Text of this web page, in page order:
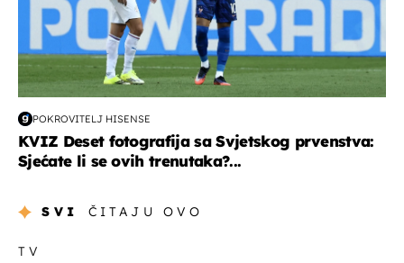
POKROVITELJ HISENSE
KVIZ Deset fotografija sa Svjetskog prvenstva:
Sjećate li se ovih trenutaka?...
SVI ČITAJU OVO
TV